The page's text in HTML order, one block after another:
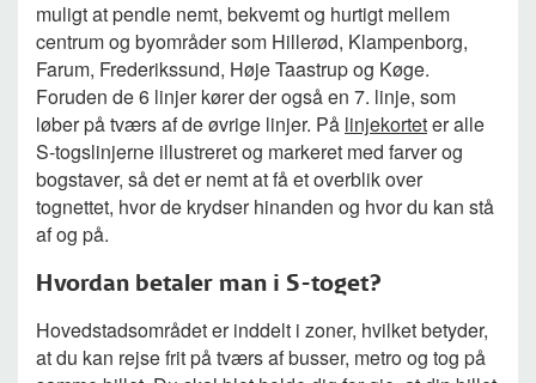
muligt at pendle nemt, bekvemt og hurtigt mellem
centrum og byområder som Hillerød, Klampenborg,
Farum, Frederikssund, Høje Taastrup og Køge.
Foruden de 6 linjer kører der også en 7. linje, som
løber på tværs af de øvrige linjer. På linjekorteter alle
S-togslinjerne illustreret og markeret med farver og
bogstaver, så det er nemt at få et overblik over
tognettet, hvor de krydser hinanden og hvor du kan stå
af og på.
Hvordan betaler man i S-toget?
Hovedstadsområdet er inddelt i zoner, hvilket betyder,
at du kan rejse frit på tværs af busser, metro og tog på